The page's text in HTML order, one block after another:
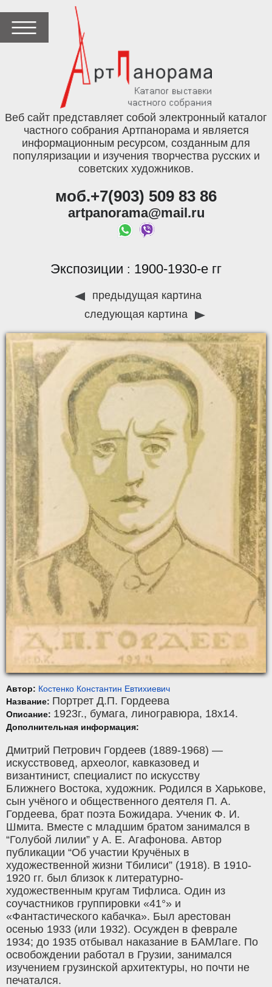
Веб сайт представляет собой электронный каталог
частного собрания Артпанорама и является
информационным ресурсом, созданным для
популяризации и изучения творчества русских и
советских художников.
моб.+7(903) 509 83 86
artpanorama@mail.ru
Экспозиции : 1900-1930-е гг
предыдущая картина
следующая картина
Автор: Костенко Константин Евтихиевич
Название: Портрет Д.П. Гордеева
Описание: 1923г., бумага, линогравюра, 18x14.
Дополнительная информация:
Дмитрий Петрович Гордеев (1889-1968) —
искусствовед, археолог, кавказовед и
византинист, специалист по искусству
Ближнего Востока, художник. Родился в Харькове,
сын учёного и общественного деятеля П. А.
Гордеева, брат поэта Божидара. Ученик Ф. И.
Шмита. Вместе с младшим братом занимался в
“Голубой лилии” у А. Е. Агафонова. Автор
публикации “Об участии Кручёных в
художественной жизни Тбилиси” (1918). В 1910-
1920 гг. был близок к литературно-
художественным кругам Тифлиса. Один из
соучастников группировки «41°» и
«Фантастического кабачка». Был арестован
осенью 1933 (или 1932). Осужден в феврале
1934; до 1935 отбывал наказание в БАМЛаге. По
освобождении работал в Грузии, занимался
изучением грузинской архитектуры, но почти не
печатался.